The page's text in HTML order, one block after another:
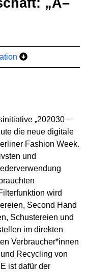
„202030 –
die neue digitale
Fashion Week.
und
wird
Second Hand
Schustereien und
im direkten
Verbraucher*innen
Recycling von
ist dafür der